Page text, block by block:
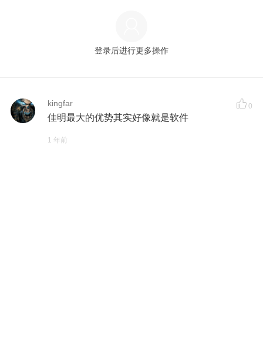
登录后进行更多操作
kingfar 0
佳明最大的优势其实好像就是软件
1 年前